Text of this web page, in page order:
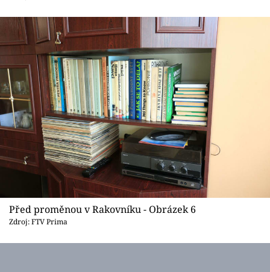
Před proměnou v Rakovníku - Obrázek 6
Zdroj: FTV Prima